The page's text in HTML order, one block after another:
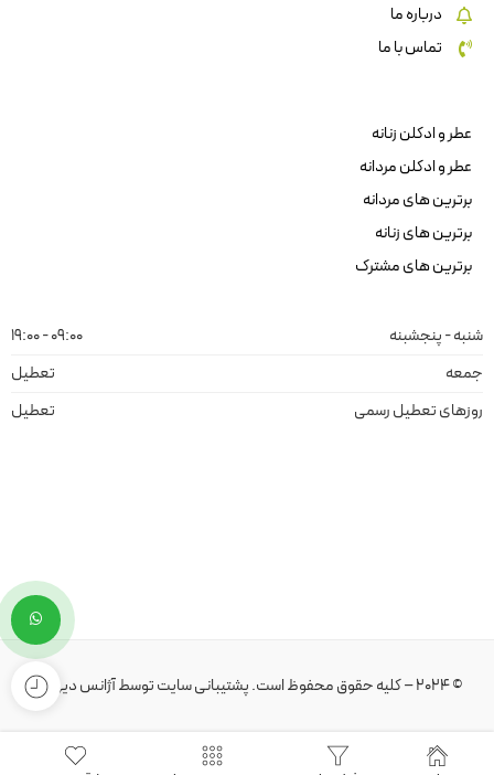
درباره ما
تماس با ما
عطر و ادکلن زنانه
عطر و ادکلن مردانه
برترین های مردانه
برترین های زنانه
برترین های مشترک
شنبه - پنجشبنه
09:00 - 19:00
جمعه
تعطیل
روزهای تعطیل رسمی
تعطیل
© 2024 – کلیه حقوق محفوظ است. پشتیبانی سایتتوسطآژانس دیهیم.